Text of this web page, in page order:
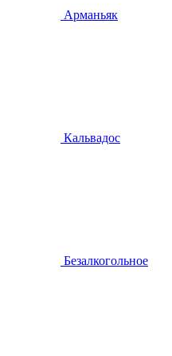
Арманьяк
Кальвадос
Безалкогольное